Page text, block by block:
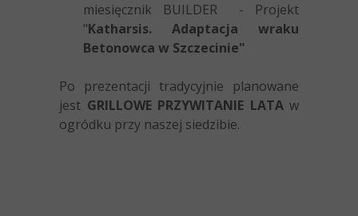
miesięcznik BUILDER - Projekt
"Katharsis. Adaptacja wraku
Betonowca w Szczecinie"
Po prezentacji tradycyjnie planowane
jest GRILLOWE PRZYWITANIE LATAw
ogródku przy naszej siedzibie.